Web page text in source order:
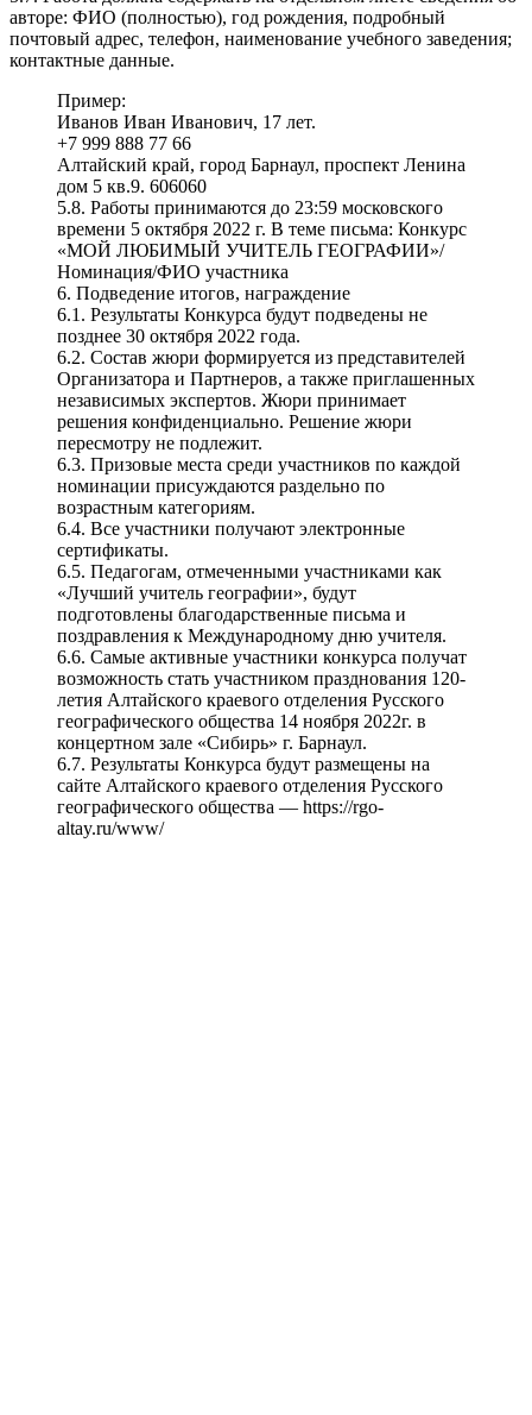
авторе: ФИО (полностью), год рождения, подробный
почтовый адрес, телефон, наименование учебного заведения;
контактные данные.
Пример:
Иванов Иван Иванович, 17 лет.
+7 999 888 77 66
Алтайский край, город Барнаул, проспект Ленина
дом 5 кв.9. 606060
5.8. Работы принимаются до 23:59 московского
времени 5 октября 2022 г. В теме письма: Конкурс
«МОЙ ЛЮБИМЫЙ УЧИТЕЛЬ ГЕОГРАФИИ»/
Номинация/ФИО участника
6. Подведение итогов, награждение
6.1. Результаты Конкурса будут подведены не
позднее 30 октября 2022 года.
6.2. Состав жюри формируется из представителей
Организатора и Партнеров, а также приглашенных
независимых экспертов. Жюри принимает
решения конфиденциально. Решение жюри
пересмотру не подлежит.
6.3. Призовые места среди участников по каждой
номинации присуждаются раздельно по
возрастным категориям.
6.4. Все участники получают электронные
сертификаты.
6.5. Педагогам, отмеченными участниками как
«Лучший учитель географии», будут
подготовлены благодарственные письма и
поздравления к Международному дню учителя.
6.6. Самые активные участники конкурса получат
возможность стать участником празднования 120-
летия Алтайского краевого отделения Русского
географического общества 14 ноября 2022г. в
концертном зале «Сибирь» г. Барнаул.
6.7. Результаты Конкурса будут размещены на
сайте Алтайского краевого отделения Русского
географического общества — https://rgo-
altay.ru/www/